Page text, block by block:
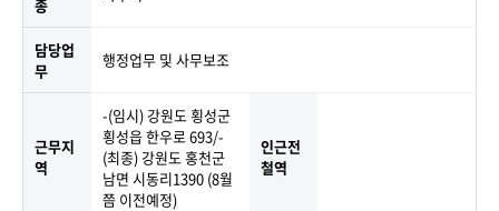
종
담당업
무
행정업무 및 사무보조
근무지
역
-(임시) 강원도 횡성군
횡성읍 한우로 693/-
(최종) 강원도 홍천군
남면 시동리1390 (8월
쯤 이전예정)
인근전
철역